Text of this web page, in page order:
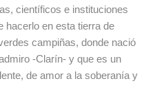
científicos e instituciones
hacerlo en esta tierra de
campiñas, donde nació
-Clarín- y que es un
de amor a la soberanía y